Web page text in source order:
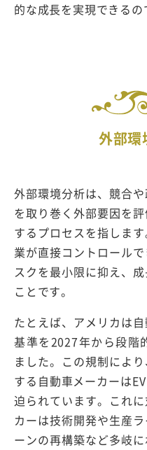
的な成長を実現できるの
外部環
外部環境分析は、競合
を取り巻く外部要因を
するプロセスを指しま
業が直接コントロール
スクを最小限に抑え、
ことです。
たとえば、アメリカは
基準を2027年から段階
ました。この規制によ
する自動車メーカーは
迫られています。これ
カーは技術開発や生産
ーンの再構築など多岐